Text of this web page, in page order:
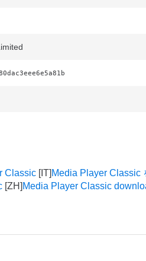
Classic
Media Player Classic
Media Player Classic